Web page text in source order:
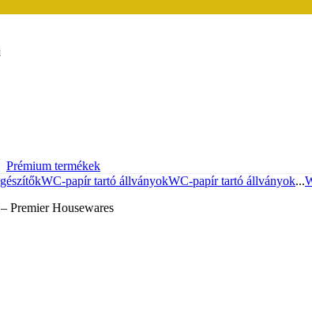
Prémium termékek
WC-papír tartó állványokWC-papír tartó állványok...